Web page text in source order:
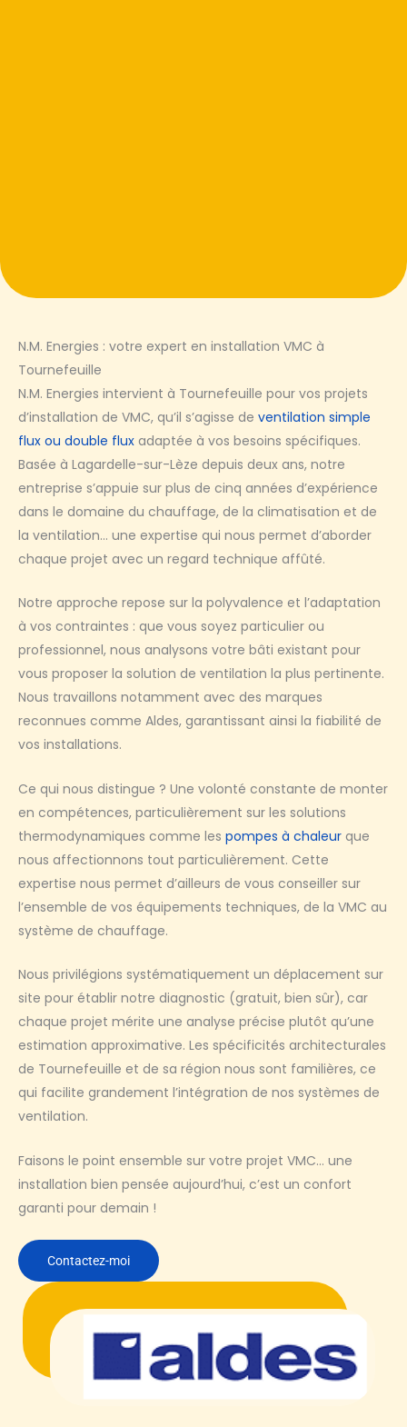
N.M. Energies : votre expert en installation VMC à
Tournefeuille
N.M. Energies intervient à Tournefeuille pour vos projets
d’installation de VMC, qu’il s’agisse de ventilation simple
flux ou double flux adaptée à vos besoins spécifiques.
Basée à Lagardelle-sur-Lèze depuis deux ans, notre
entreprise s’appuie sur plus de cinq années d’expérience
dans le domaine du chauffage, de la climatisation et de
la ventilation… une expertise qui nous permet d’aborder
chaque projet avec un regard technique affûté.
Notre approche repose sur la polyvalence et l’adaptation
à vos contraintes : que vous soyez particulier ou
professionnel, nous analysons votre bâti existant pour
vous proposer la solution de ventilation la plus pertinente.
Nous travaillons notamment avec des marques
reconnues comme Aldes, garantissant ainsi la fiabilité de
vos installations.
Ce qui nous distingue ? Une volonté constante de monter
en compétences, particulièrement sur les solutions
thermodynamiques comme les pompes à chaleur que
nous affectionnons tout particulièrement. Cette
expertise nous permet d’ailleurs de vous conseiller sur
l’ensemble de vos équipements techniques, de la VMC au
système de chauffage.
Nous privilégions systématiquement un déplacement sur
site pour établir notre diagnostic (gratuit, bien sûr), car
chaque projet mérite une analyse précise plutôt qu’une
estimation approximative. Les spécificités architecturales
de Tournefeuille et de sa région nous sont familières, ce
qui facilite grandement l’intégration de nos systèmes de
ventilation.
Faisons le point ensemble sur votre projet VMC… une
installation bien pensée aujourd’hui, c’est un confort
garanti pour demain !
Contactez-moi